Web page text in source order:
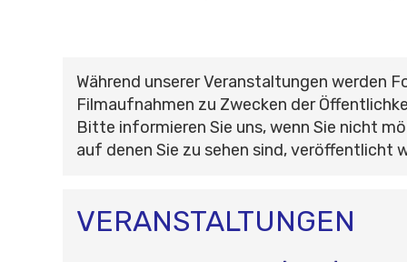
Während unserer Veranstaltungen werden
Filmaufnahmen zu Zwecken der
Bitte informieren Sie uns, wenn Sie nicht
auf denen Sie zu sehen sind, veröffentlicht
VERANSTALTUNGEN